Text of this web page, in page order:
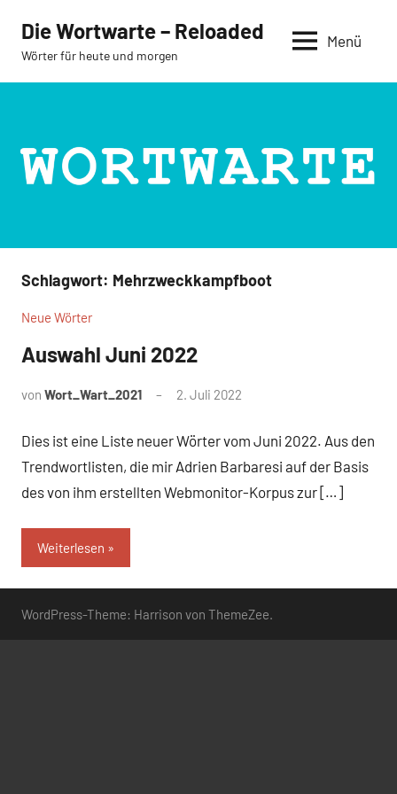
Inhalt
springen
Die Wortwarte – Reloaded
Wörter für heute und morgen
Menü
Schlagwort: Mehrzweckkampfboot
Neue Wörter
Auswahl Juni 2022
von Wort_Wart_2021 2. Juli 2022
Dies ist eine Liste neuer Wörter vom Juni 2022. Aus den
Trendwortlisten, die mir Adrien Barbaresi auf der Basis
des von ihm erstellten Webmonitor-Korpus zur […]
Weiterlesen
WordPress-Theme: Harrison von ThemeZee.